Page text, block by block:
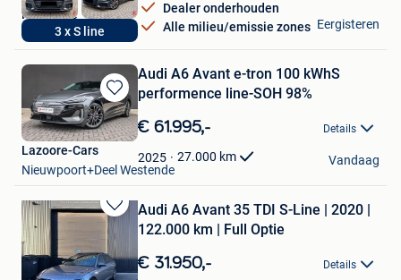
3 x S line
Dealer onderhouden
Alle milieu/emissie zones
RoadCare
Kasterlee
Eergisteren
Bewaren
in
Mijn
Favorieten
Audi A6 Avant e-tron 100 kWhS
performence line-SOH 98%
€ 61.995,- Details
2025 27.000 km
Lazoore-Cars
Nieuwpoort+Deel Westende
Vandaag
Bewaren
in
Mijn
Favorieten
Audi A6 Avant 35 TDI S-Line | 2020 |
122.000 km | Full Optie
€ 31.950,- Details